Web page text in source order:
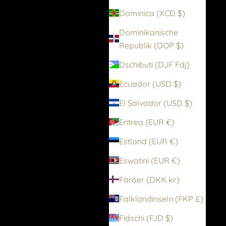
Dominica (XCD $)
Dominikanische
Republik (DOP $)
Dschibuti (DJF Fdj)
Ecuador (USD $)
El Salvador (USD $)
Eritrea (EUR €)
Estland (EUR €)
Eswatini (EUR €)
Färöer (DKK kr.)
Falklandinseln (FKP £)
Fidschi (FJD $)